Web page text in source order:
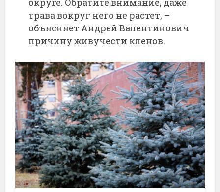
округе. Обратите внимание, даже
трава вокруг него не растет, –
объясняет Андрей Валентинович
причину живучести кленов.